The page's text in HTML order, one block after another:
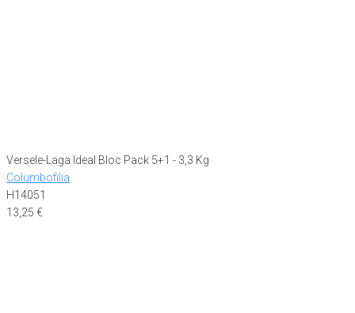
Versele-Laga Ideal Bloc Pack 5+1 - 3,3 Kg
Columbofilia
H14051
13,25 €